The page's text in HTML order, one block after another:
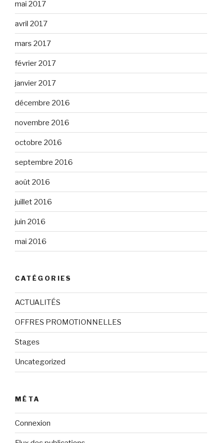
mai 2017
avril 2017
mars 2017
février 2017
janvier 2017
décembre 2016
novembre 2016
octobre 2016
septembre 2016
août 2016
juillet 2016
juin 2016
mai 2016
CATÉGORIES
ACTUALITÉS
OFFRES PROMOTIONNELLES
Stages
Uncategorized
MÉTA
Connexion